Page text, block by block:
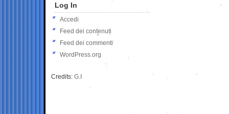
Log In
Accedi
Feed dei contenuti
Feed dei commenti
WordPress.org
Credits: G.I